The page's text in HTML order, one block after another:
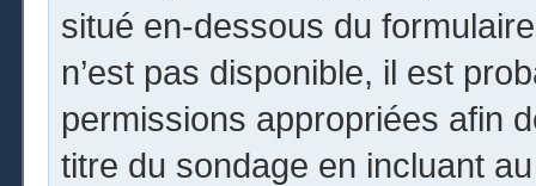
situé en-dessous du
n’est pas disponible, il est
permissions appropriées afin
titre du sondage en incluant